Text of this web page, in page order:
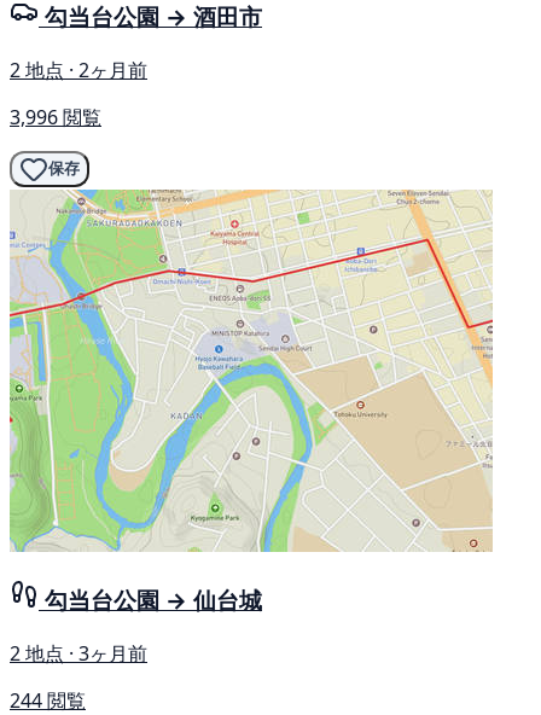
勾当台公園 → 酒田市
2 地点 · 2ヶ月前
3,996 閲覧
保存
勾当台公園 → 仙台城
2 地点 · 3ヶ月前
244 閲覧